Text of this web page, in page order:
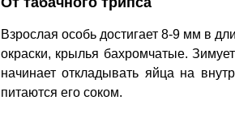
Взрослая особь достигает 8-9 мм в
окраски, крылья бахромчатые.
начинает откладывать яйца на
питаются его соком.